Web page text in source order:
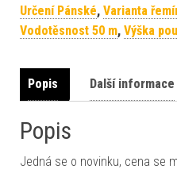
Určení Pánské, Varianta
Vodotěsnost 50 m, Výška
Popis Další informace
Popis
Jedná se o novinku, cena se